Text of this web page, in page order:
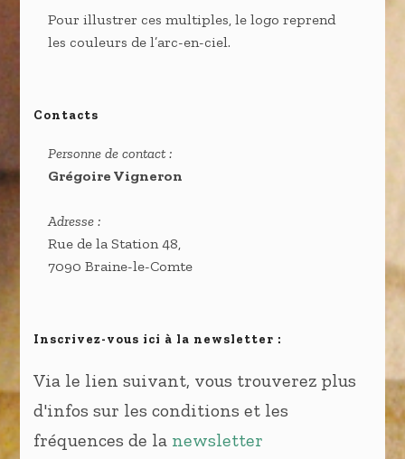
Pour illustrer ces multiples, le logo reprend
les couleurs de l’arc-en-ciel.
Contacts
Personne de contact :
Grégoire Vigneron
Adresse :
Rue de la Station 48,
7090 Braine-le-Comte
Inscrivez-vous ici à la newsletter :
Via le lien suivant, vous trouverez plus
d'infos sur les conditions et les
fréquences de la newsletter